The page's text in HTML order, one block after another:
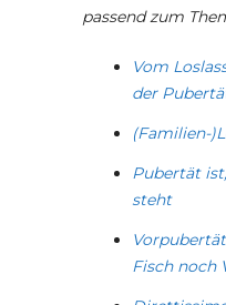
passend zum
Vom
der
(Familien-
Pubertät
steht
Fisch noch